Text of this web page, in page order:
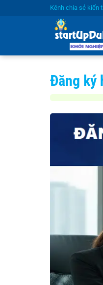
Kênh chia sẻ kiến
Đăng ký